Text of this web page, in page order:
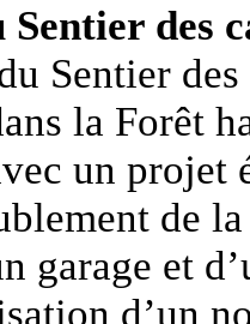
des
Sentier
la Forêt
un projet
de
garage et
d’un